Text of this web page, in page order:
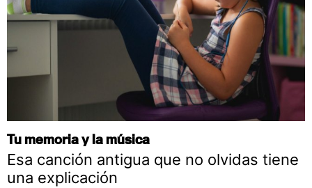
Tu memoria y la música
Esa canción antigua que no olvidas tiene
una explicación